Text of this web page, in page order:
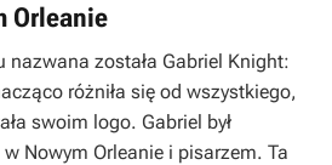
Orleanie
nazwana została Gabriel Knight:
różniła się od wszystkiego,
swoim logo. Gabriel był
Nowym Orleanie i pisarzem. Ta